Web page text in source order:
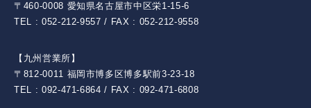
〒460-0008 愛知県名古屋市中区栄1-15-6
TEL : 052-212-9557 / FAX : 052-212-9558
【九州営業所】
〒812-0011 福岡市博多区博多駅前3-23-18
TEL : 092-471-6864 / FAX : 092-471-6808